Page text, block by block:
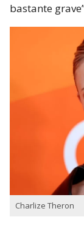
bastante
Charlize Theron